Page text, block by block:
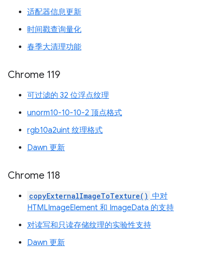
适配器信息更新
时间戳查询量化
春季大清理功能
Chrome 119
可过滤的 32 位浮点纹理
unorm10-10-10-2 顶点格式
rgb10a2uint 纹理格式
Dawn 更新
Chrome 118
copyExternalImageToTexture() 中对
HTMLImageElement 和 ImageData 的支持
对读写和只读存储纹理的实验性支持
Dawn 更新